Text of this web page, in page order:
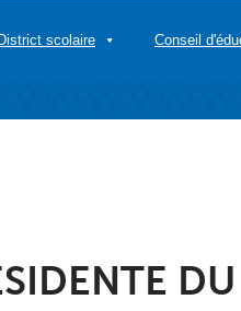
District scolaire Conseil